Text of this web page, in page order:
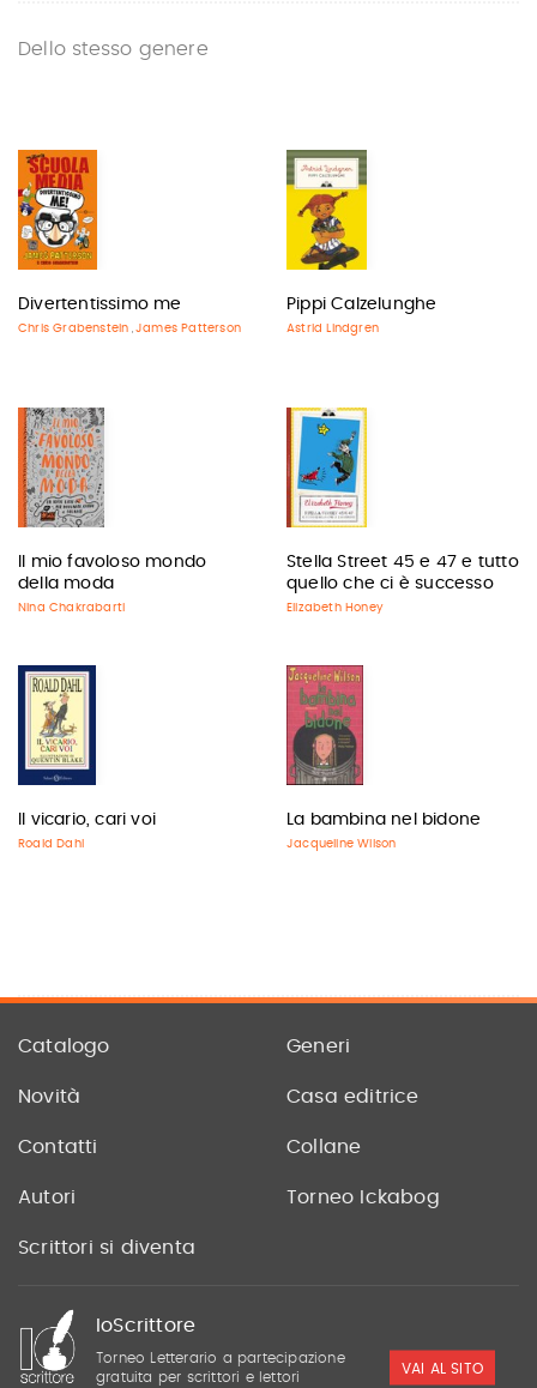
Dello stesso genere
Divertentissimo me
Chris Grabenstein ,James Patterson
Pippi Calzelunghe
Astrid Lindgren
Il mio favoloso mondo
della moda
Nina Chakrabarti
Stella Street 45 e 47 e tutto
quello che ci è successo
Elizabeth Honey
Il vicario, cari voi
Roald Dahl
La bambina nel bidone
Jacqueline Wilson
Catalogo Generi
Novità Casa editrice
Contatti Collane
Autori Torneo Ickabog
Scrittori si diventa
IoScrittore
Torneo Letterario a partecipazione
gratuita per scrittori e lettori
VAI AL SITO